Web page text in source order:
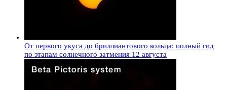
От первого укуса до бриллиантового кольца: полный гид
по этапам солнечного затмения 12 августа